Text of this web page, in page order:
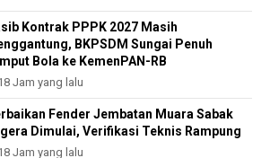
Kontrak PPPK 2027 Masih
BKPSDM Sungai Penuh
Bola ke KemenPAN-RB
Jam yang lalu
Fender Jembatan Muara Sabak
Dimulai, Verifikasi Teknis Rampung
Jam yang lalu